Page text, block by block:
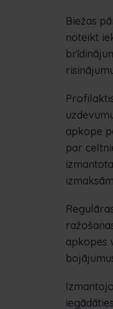
Biežas
noteikt
apkope
par
apkopes